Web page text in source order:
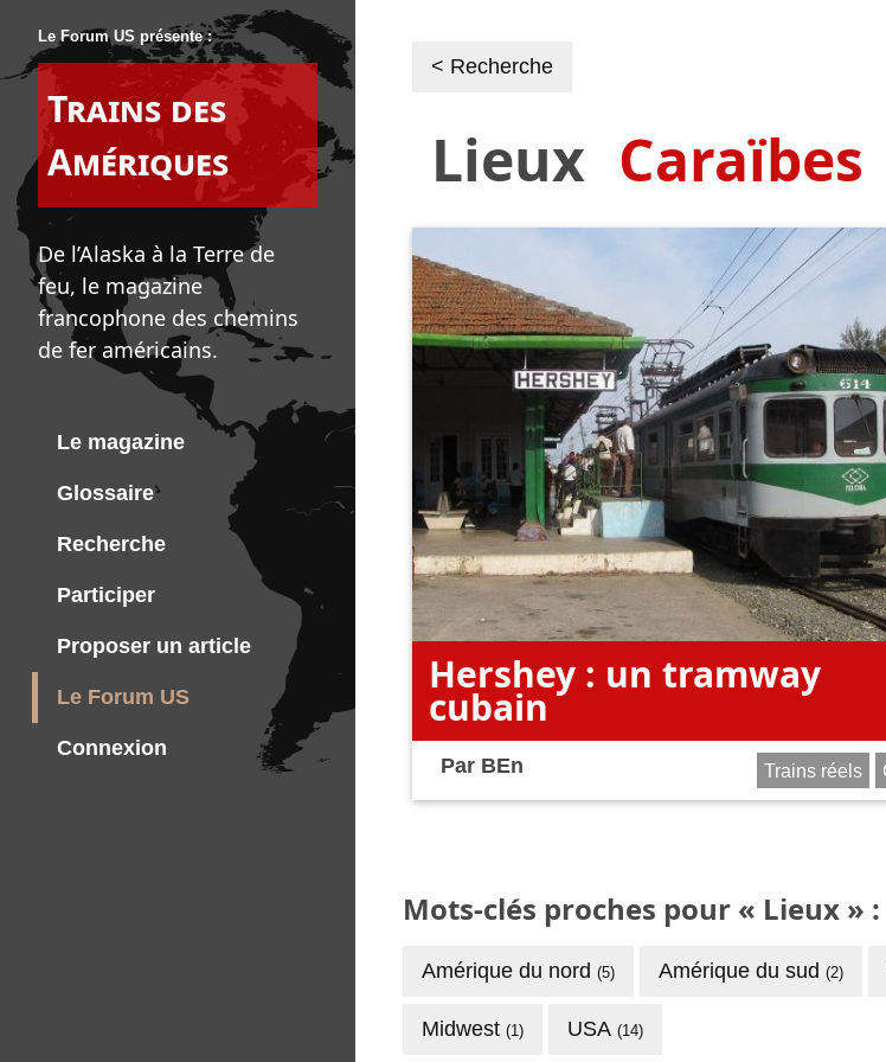
Le Forum US présente :
Trains des
Amériques
De l’Alaska à la Terre de
feu, le magazine
francophone des chemins
de fer américains.
Le magazine
Glossaire
Recherche
Participer
Proposer un article
Le Forum US
Connexion
< Recherche
Lieux Caraïbes
Hershey : un tramway
cubain
Par BEn Trains réels
Mots-clés proches pour « Lieux » :
Amérique du nord (5) Amérique du sud (2)
Midwest (1) USA (14)